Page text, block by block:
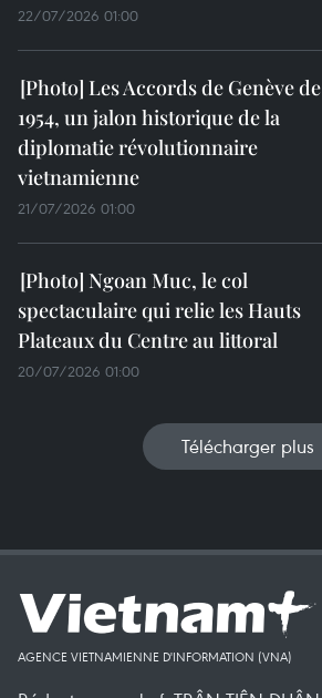
22/07/2026 01:00
Les Accords de Genève de
1954, un jalon historique de la
diplomatie révolutionnaire
vietnamienne
21/07/2026 01:00
Ngoan Muc, le col
spectaculaire qui relie les Hauts
Plateaux du Centre au littoral
20/07/2026 01:00
Télécharger plus
AGENCE VIETNAMIENNE D'INFORMATION (VNA)